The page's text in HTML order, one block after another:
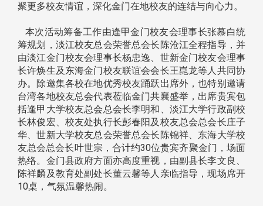
聚更多校友情谊，深化金门在地校友的连结与向心力。
本次活动筹备工作由逢甲金门校友会理事长张慕白统
筹规划，淡江校友总会荣誉总会长陈沧江全程指导，并
由淡江金门校友会理事长杨忠逸、世新金门校友会理事
长许焕生及东海金门校友联谊会会长王崑龙等人共同协
办。除邀集各校在地优秀校友踊跃出席外，也特别邀请
台湾各地校友总会代表莅临金门共襄盛举，出席贵宾包
括逢甲大学校友总会总会长李明和、淡江大学行政副校
长林俊宏、校友处执行长彭春阳及校友总会总会长庄子
华、世新大学校友总会荣誉总会长陈锦祥、东海大学校
友总会总会长叶世宗，合计约30位贵宾齐聚金门，场面
热络。金门县政府方面亦高度重视，由副县长李文良、
陈祥麟及教育处副处长董云馨等人亲临指导，现场席开
10桌，气氛温馨热闹。